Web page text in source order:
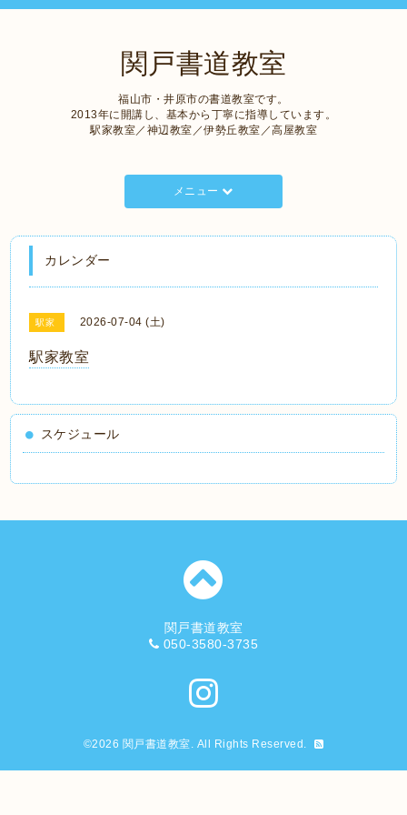
関戸書道教室
福山市・井原市の書道教室です。
2013年に開講し、基本から丁寧に指導しています。
駅家教室／神辺教室／伊勢丘教室／高屋教室
メニュー
カレンダー
駅家 2026-07-04 (土)
駅家教室
スケジュール
関戸書道教室
050-3580-3735
©2026 関戸書道教室. All Rights Reserved.